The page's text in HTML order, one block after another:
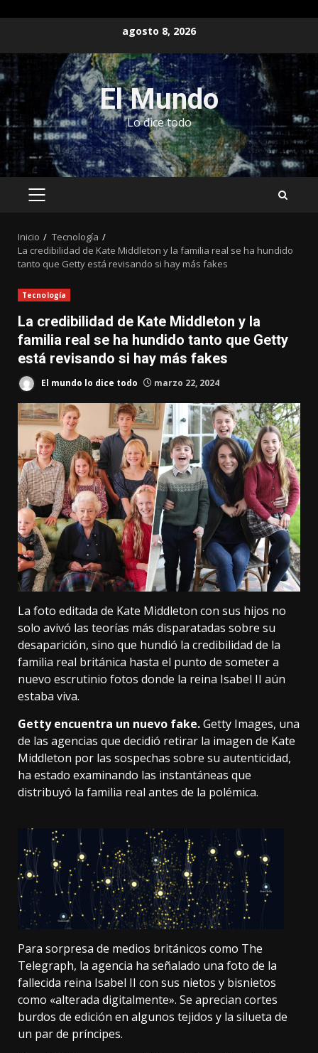
contenido
agosto 8, 2026
El Mundo
Lo dice todo
MENÚ
Inicio
Tecnología
La credibilidad de Kate Middleton y la familia real se ha hundido
tanto que Getty está revisando si hay más fakes
Tecnología
La credibilidad de Kate Middleton y la
familia real se ha hundido tanto que Getty
está revisando si hay más fakes
El mundo lo dice todo marzo 22, 2024
La foto editada de Kate Middleton con sus hijos no
solo avivó las teorías más disparatadas sobre su
desaparición, sino que hundió la credibilidad de la
familia real británica hasta el punto de someter a
nuevo escrutinio fotos donde la reina Isabel II aún
estaba viva.
Getty encuentra un nuevo fake.Getty Images, una
de las agencias que decidió retirar la imagen de Kate
Middleton por las sospechas sobre su autenticidad,
ha estado examinando las instantáneas que
distribuyó la familia real antes de la polémica.
Para sorpresa de medios británicos como The
Telegraph, la agencia ha señalado una foto de la
fallecida reina Isabel II con sus nietos y bisnietos
como «alterada digitalmente». Se aprecian cortes
burdos de edición en algunos tejidos y la silueta de
un par de príncipes.